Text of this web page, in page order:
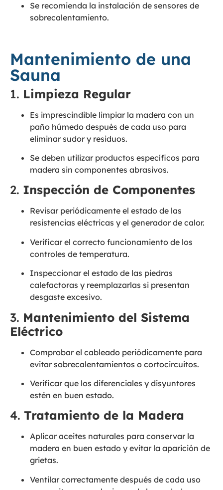
Se recomienda la instalación de sensores de
sobrecalentamiento.
Mantenimiento de una
Sauna
1. Limpieza Regular
Es imprescindible limpiar la madera con un
paño húmedo después de cada uso para
eliminar sudor y residuos.
Se deben utilizar productos específicos para
madera sin componentes abrasivos.
2. Inspección de Componentes
Revisar periódicamente el estado de las
resistencias eléctricas y el generador de calor.
Verificar el correcto funcionamiento de los
controles de temperatura.
Inspeccionar el estado de las piedras
calefactoras y reemplazarlas si presentan
desgaste excesivo.
3. Mantenimiento del Sistema
Eléctrico
Comprobar el cableado periódicamente para
evitar sobrecalentamientos o cortocircuitos.
Verificar que los diferenciales y disyuntores
estén en buen estado.
4. Tratamiento de la Madera
Aplicar aceites naturales para conservar la
madera en buen estado y evitar la aparición de
grietas.
Ventilar correctamente después de cada uso